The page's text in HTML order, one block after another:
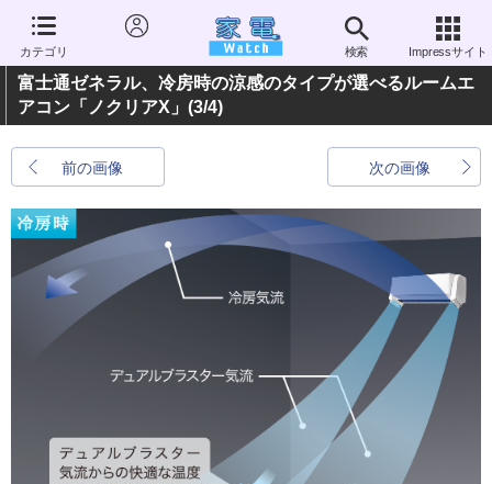
カテゴリ 検索 Impressサイト
富士通ゼネラル、冷房時の涼感のタイプが選べるルームエ
アコン「ノクリアX」 (3/4)
前の画像 次の画像